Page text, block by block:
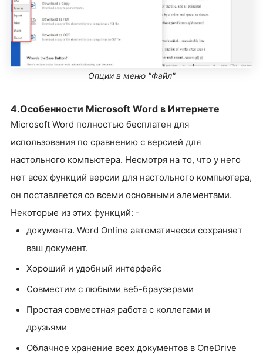
Опции в меню "Файл"
4.Особенности Microsoft Word в Интернете
Microsoft Word полностью бесплатен для
использования по сравнению с версией для
настольного компьютера. Несмотря на то, что у него
нет всех функций версии для настольного компьютера,
он поставляется со всеми основными элементами.
Некоторые из этих функций: -
документа. Word Online автоматически сохраняет
ваш документ.
Хороший и удобный интерфейс
Совместим с любыми веб-браузерами
Простая совместная работа с коллегами и
друзьями
Облачное хранение всех документов в OneDrive